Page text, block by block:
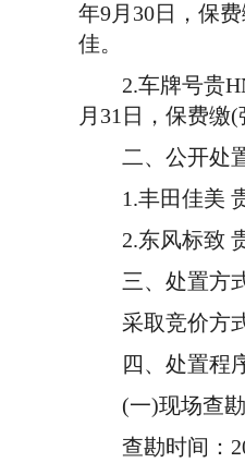
年9月30日，保
佳。
2.车牌号贵
月31日，保费缴
二、公开处
1.丰田佳美 贵
2.东风标致 贵
三、处置方
采取竞价方式
四、处置程
(一)现场查勘
查勘时间：